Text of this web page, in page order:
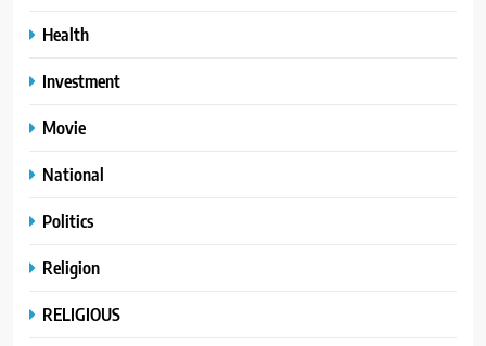
Health
Investment
Movie
National
Politics
Religion
RELIGIOUS